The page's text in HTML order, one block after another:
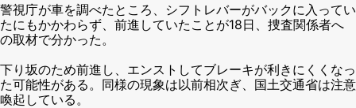
警視庁が車を調べたところ、シフトレバーがバックに入ってい
たにもかかわらず、前進していたことが18日、捜査関係者へ
の取材で分かった。
下り坂のため前進し、エンストしてブレーキが利きにくくなっ
た可能性がある。同様の現象は以前相次ぎ、国土交通省は注意
喚起している。